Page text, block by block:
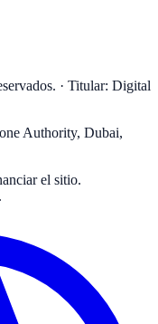
· Titular: Digital
Authority, Dubai,
el sitio.
.